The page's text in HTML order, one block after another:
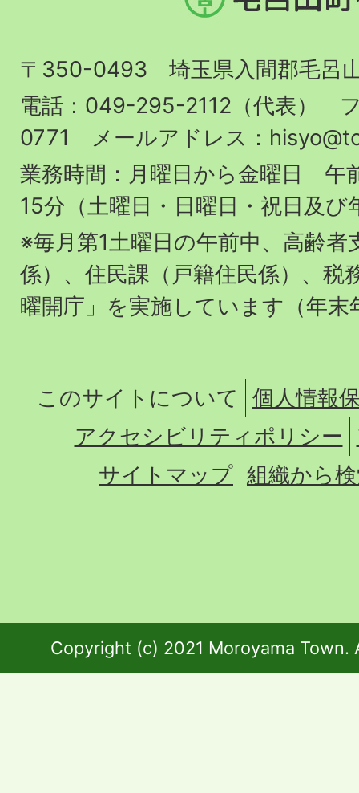
呂
町
役
場
〒350-0493 埼玉県入間郡毛呂
電話：049-295-2112（代表）
0771 メールアドレス：
業務時間：月曜日から金曜日 午
15分（土曜日・日曜日・祝日及び
※毎月第1土曜日の午前中、高齢者
係）、住民課（戸籍住民係）、税
曜開庁」を実施しています（年末
このサイトについて
個人情報
アクセシビリティポリシー
サイトマップ 組織から
Copyright (c) 2021 Moroyama Town.